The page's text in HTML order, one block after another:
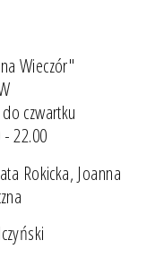
Wieczór"
czwartku
22.00
Rokicka, Joanna